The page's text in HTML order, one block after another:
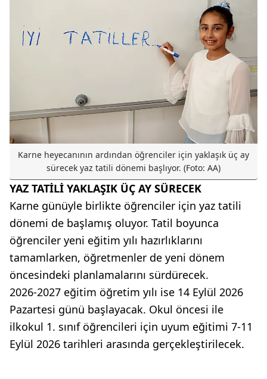
Karne heyecanının ardından öğrenciler için yaklaşık üç ay
sürecek yaz tatili dönemi başlıyor. (Foto: AA)
YAZ TATİLİ YAKLAŞIK ÜÇ AY SÜRECEK
Karne günüyle birlikte öğrenciler için yaz tatili
dönemi de başlamış oluyor. Tatil boyunca
öğrenciler yeni eğitim yılı hazırlıklarını
tamamlarken, öğretmenler de yeni dönem
öncesindeki planlamalarını sürdürecek.
2026-2027 eğitim öğretim yılı ise 14 Eylül 2026
Pazartesi günü başlayacak. Okul öncesi ile
ilkokul 1. sınıf öğrencileri için uyum eğitimi 7-11
Eylül 2026 tarihleri arasında gerçekleştirilecek.